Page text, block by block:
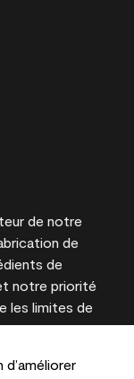
de notre
de
de
notre priorité
les limites de
pour